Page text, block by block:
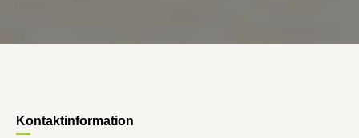
Kontaktinformation